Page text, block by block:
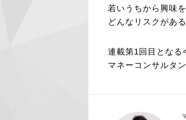
若いうちから興味
どんなリスクがあ
連載第1回目となる
マネーコンサルタ